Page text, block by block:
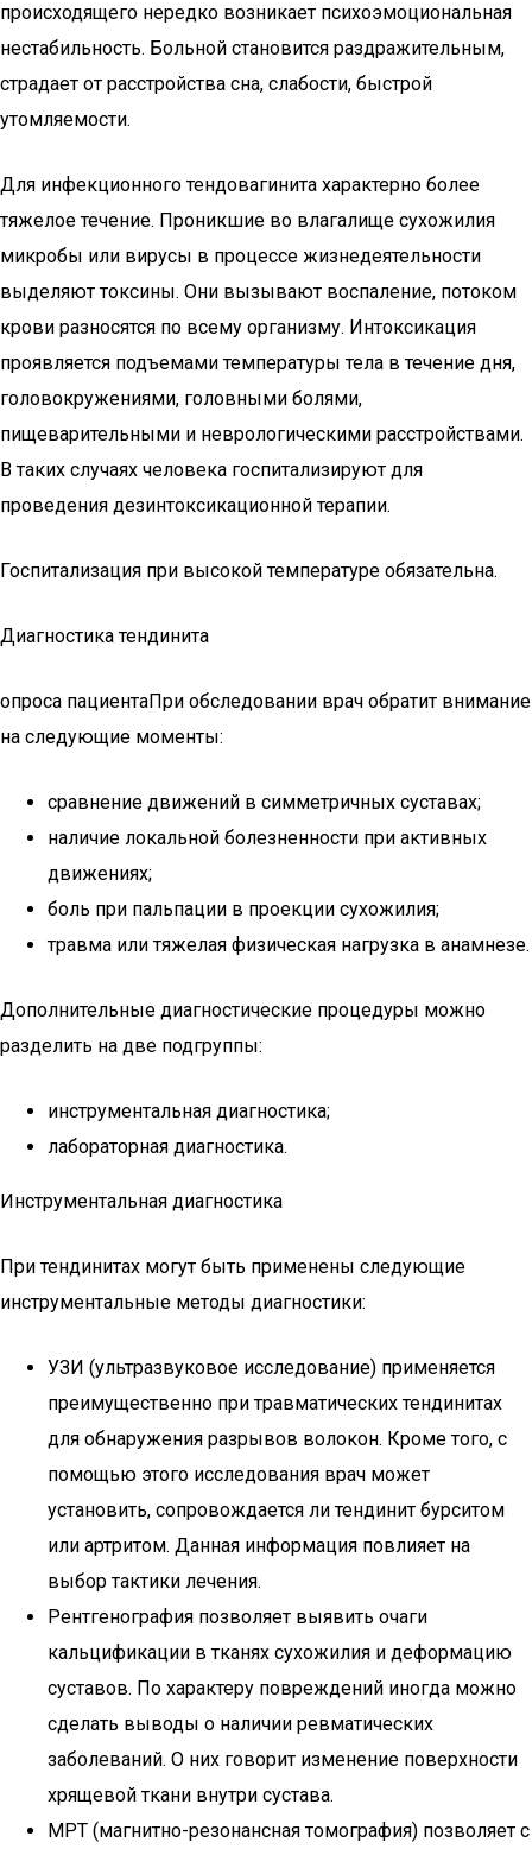
происходящего нередко возникает психоэмоциональная
нестабильность. Больной становится раздражительным,
страдает от расстройства сна, слабости, быстрой
утомляемости.
Для инфекционного тендовагинита характерно более
тяжелое течение. Проникшие во влагалище сухожилия
микробы или вирусы в процессе жизнедеятельности
выделяют токсины. Они вызывают воспаление, потоком
крови разносятся по всему организму. Интоксикация
проявляется подъемами температуры тела в течение дня,
головокружениями, головными болями,
пищеварительными и неврологическими расстройствами.
В таких случаях человека госпитализируют для
проведения дезинтоксикационной терапии.
Госпитализация при высокой температуре обязательна.
Диагностика тендинита
опроса пациентаПри обследовании врач обратит внимание
на следующие моменты:
сравнение движений в симметричных суставах;
наличие локальной болезненности при активных
движениях;
боль при пальпации в проекции сухожилия;
травма или тяжелая физическая нагрузка в анамнезе.
Дополнительные диагностические процедуры можно
разделить на две подгруппы:
инструментальная диагностика;
лабораторная диагностика.
Инструментальная диагностика
При тендинитах могут быть применены следующие
инструментальные методы диагностики:
УЗИ (ультразвуковое исследование) применяется
преимущественно при травматических тендинитах
для обнаружения разрывов волокон. Кроме того, с
помощью этого исследования врач может
установить, сопровождается ли тендинит бурситом
или артритом. Данная информация повлияет на
выбор тактики лечения.
Рентгенография позволяет выявить очаги
кальцификации в тканях сухожилия и деформацию
суставов. По характеру повреждений иногда можно
сделать выводы о наличии ревматических
заболеваний. О них говорит изменение поверхности
хрящевой ткани внутри сустава.
МРТ (магнитно-резонансная томография) позволяет с